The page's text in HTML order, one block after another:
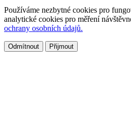
Používáme nezbytné cookies pro
analytické cookies pro měření
ochrany osobních údajů.
Odmítnout Přijmout